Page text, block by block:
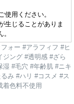
使用ください。
生じることがありま
ォー #アラフィフ #ヒ
ング #透明感 #ざら
湿 #毛穴 #年齢肌 #ニキ
み #ハリ #コスメ #ス
着色料不使用